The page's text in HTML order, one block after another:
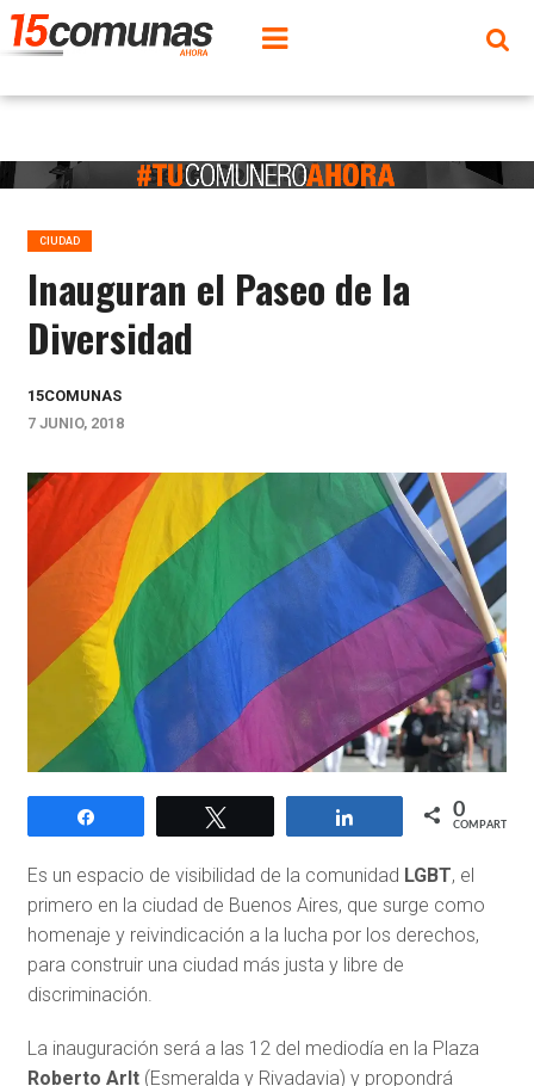
CIUDAD
Inauguran el Paseo de la
Diversidad
15COMUNAS
7 JUNIO, 2018
Compartir 0
COMPARTIR
Es un espacio de visibilidad de la comunidad LGBT, el
primero en la ciudad de Buenos Aires, que surge como
homenaje y reivindicación a la lucha por los derechos,
para construir una ciudad más justa y libre de
discriminación.
La inauguración será a las 12 del mediodía en la Plaza
Roberto Arlt(Esmeralda y Rivadavia) y propondrá